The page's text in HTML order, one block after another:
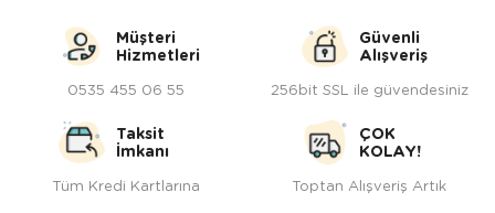
Müşteri
Hizmetleri
0535 455 06 55
Güvenli
Alışveriş
256bit SSL ile güvendesiniz
Taksit
İmkanı
Tüm Kredi Kartlarına
ÇOK
KOLAY!
Toptan Alışveriş Artık